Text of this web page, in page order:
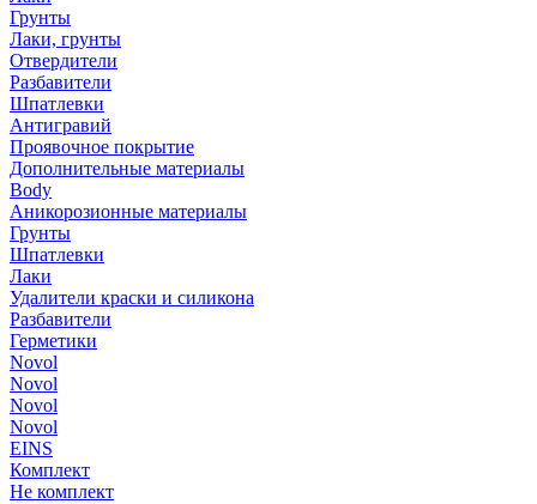
Грунты
Лаки, грунты
Отвердители
Разбавители
Шпатлевки
Антигравий
Проявочное покрытие
Дополнительные материалы
Body
Аникорозионные материалы
Грунты
Шпатлевки
Лаки
Удалители краски и силикона
Разбавители
Герметики
Novol
Novol
Novol
Novol
EINS
Комплект
Не комплект